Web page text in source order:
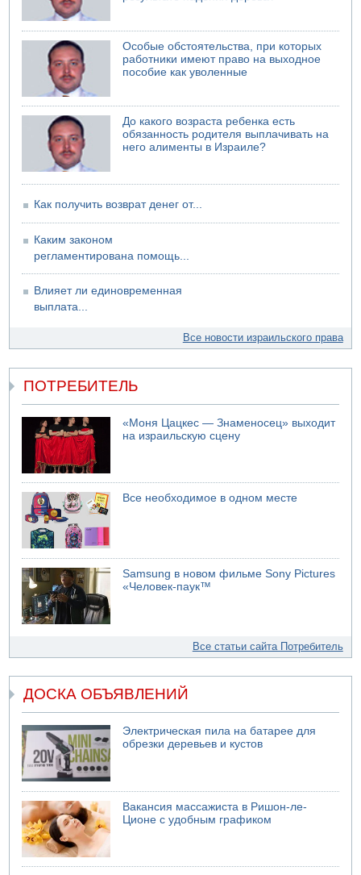
Особые обстоятельства, при которых
работники имеют право на выходное
пособие как уволенные
До какого возраста ребенка есть
обязанность родителя выплачивать на
него алименты в Израиле?
Как получить возврат денег от...
Каким законом
регламентирована помощь...
Влияет ли единовременная
выплата...
Все новости израильского права
ПОТРЕБИТЕЛЬ
«Моня Цацкес — Знаменосец» выходит
на израильскую сцену
Все необходимое в одном месте
Samsung в новом фильме Sony Pictures
«Человек-паук™
Все статьи сайта Потребитель
ДОСКА ОБЪЯВЛЕНИЙ
Электрическая пила на батарее для
обрезки деревьев и кустов
Вакансия массажиста в Ришон-ле-
Ционе с удобным графиком